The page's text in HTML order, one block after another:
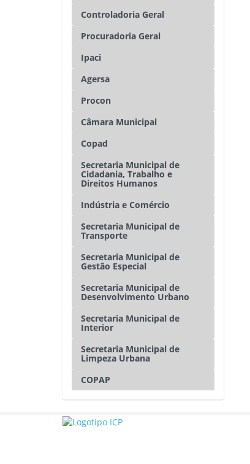
Controladoria Geral
Procuradoria Geral
Ipaci
Agersa
Procon
Câmara Municipal
Copad
Secretaria Municipal de
Cidadania, Trabalho e
Direitos Humanos
Indústria e Comércio
Secretaria Municipal de
Transporte
Secretaria Municipal de
Gestão Especial
Secretaria Municipal de
Desenvolvimento Urbano
Secretaria Municipal de
Interior
Secretaria Municipal de
Limpeza Urbana
COPAP